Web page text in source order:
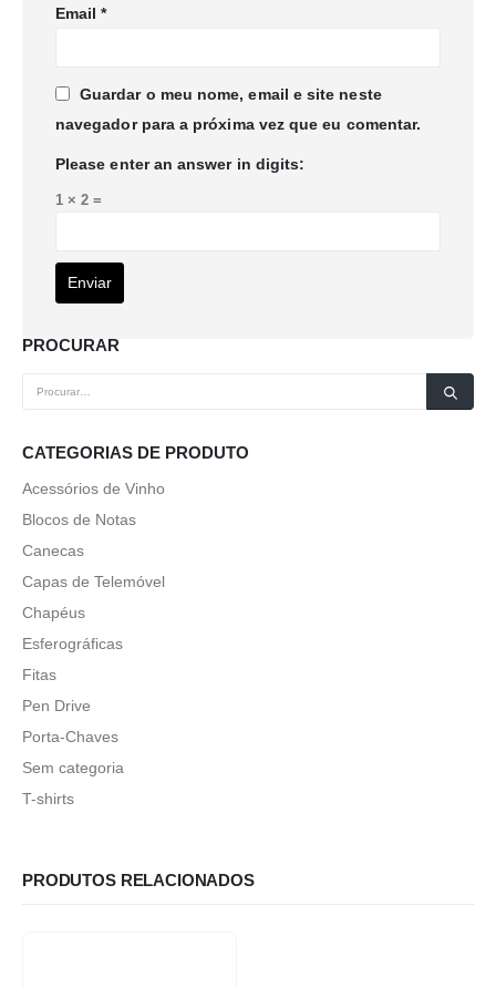
Email*
Guardar o meu nome, email e site neste
navegador para a próxima vez que eu comentar.
Please enter an answer in digits:
1 × 2 =
PROCURAR
CATEGORIAS DE PRODUTO
Acessórios de Vinho
Blocos de Notas
Canecas
Capas de Telemóvel
Chapéus
Esferográficas
Fitas
Pen Drive
Porta-Chaves
Sem categoria
T-shirts
PRODUTOS RELACIONADOS